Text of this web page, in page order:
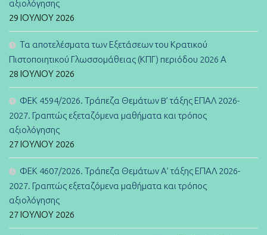
αξιολόγησης
29 ΙΟΥΛΊΟΥ 2026
Τα αποτελέσματα των Εξετάσεων του Κρατικού
Πιστοποιητικού Γλωσσομάθειας (ΚΠΓ) περιόδου 2026 Α
28 ΙΟΥΛΊΟΥ 2026
ΦΕΚ 4594/2026. Τράπεζα Θεμάτων B’ τάξης ΕΠΑΛ 2026-
2027. Γραπτώς εξεταζόμενα μαθήματα και τρόπος
αξιολόγησης
27 ΙΟΥΛΊΟΥ 2026
ΦΕΚ 4607/2026. Τράπεζα Θεμάτων Α’ τάξης ΕΠΑΛ 2026-
2027. Γραπτώς εξεταζόμενα μαθήματα και τρόπος
αξιολόγησης
27 ΙΟΥΛΊΟΥ 2026